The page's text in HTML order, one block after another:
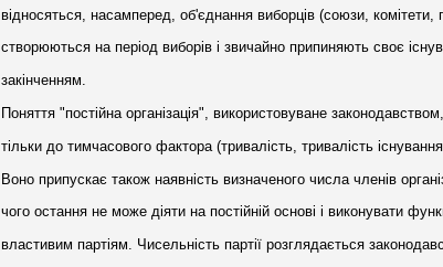
відносяться, насамперед, об'єднання виборців (союзи, комітети,
створюються на період виборів і звичайно припиняють своє
закінченням.
Поняття "постійна організація", використовуване
тільки до тимчасового фактора (тривалість, тривалість існування
Воно припускає також наявність визначеного числа членів
чого остання не може діяти на постійній основі і виконувати
властивим партіям. Чисельність партії розглядається